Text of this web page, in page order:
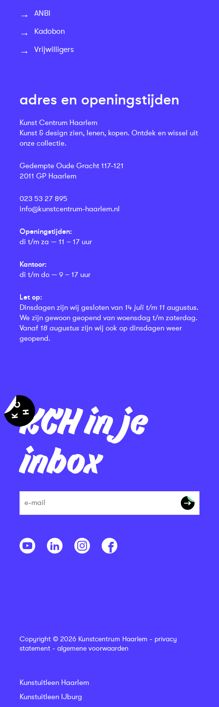
KCH in je
inbox
ANBI
Kadobon
Vrijwilligers
adres en openingstijden
Kunst Centrum Haarlem
Kunst & design zien, lenen, kopen. Ontdek en wissel uit
onze collectie.
Gedempte Oude Gracht 117-121
2011 GP Haarlem
023 53 27 895
info@kunstcentrum-haarlem.nl
Openingstijden:
di t/m za — 11 – 17 uur
Kantoor:
di t/m do — 9 – 17 uur
Let op:
Dinsdagen zijn wij gesloten van 14 juli t/m 11 augustus.
We zijn gewoon geopend van woensdag t/m zaterdag.
Vanaf 18 augustus zijn wij ook op dinsdagen weer
geopend.
Copyright © 2026 Kunstcentrum Haarlem - privacy
statement - algemene voorwaarden
Kunstuitleen Haarlem
Kunstuitleen IJburg